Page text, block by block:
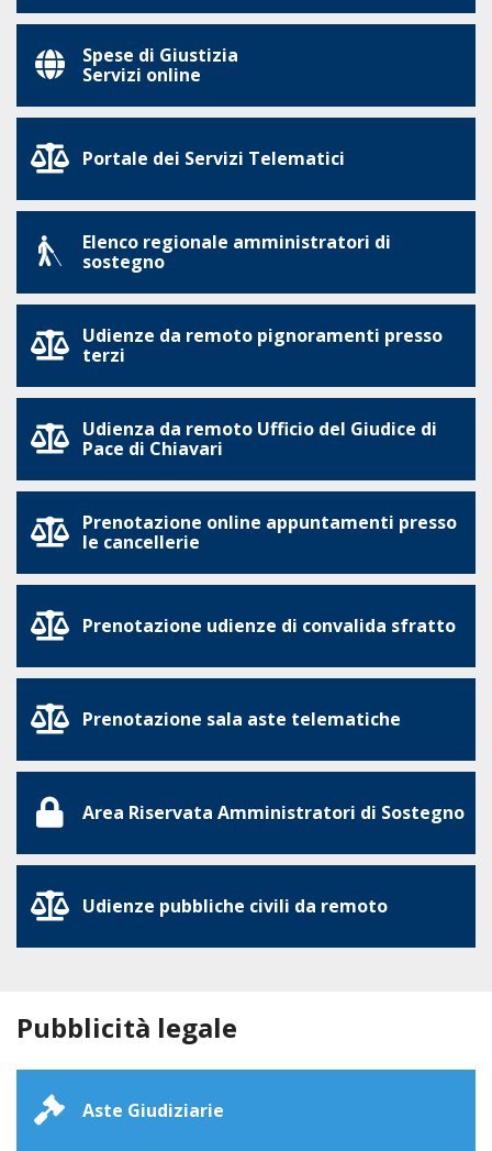
Spese di Giustizia
Servizi online
Portale dei Servizi Telematici
Elenco regionale amministratori di
sostegno
Udienze da remoto pignoramenti presso
terzi
Udienza da remoto Ufficio del Giudice di
Pace di Chiavari
Prenotazione online appuntamenti presso
le cancellerie
Prenotazione udienze di convalida sfratto
Prenotazione sala aste telematiche
Area Riservata Amministratori di Sostegno
Udienze pubbliche civili da remoto
Pubblicità legale
Aste Giudiziarie